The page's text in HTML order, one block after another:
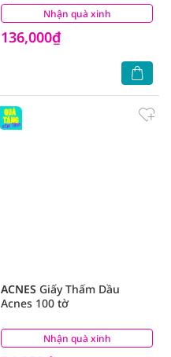
Nhận quà xinh
136,000₫
(0)
Nhận quà xinh
ACNES Giấy Thấm Dầu
Acnes 100 tờ
(108)